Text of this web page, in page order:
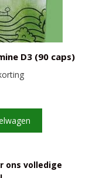
D3 (90 caps)
ons volledige